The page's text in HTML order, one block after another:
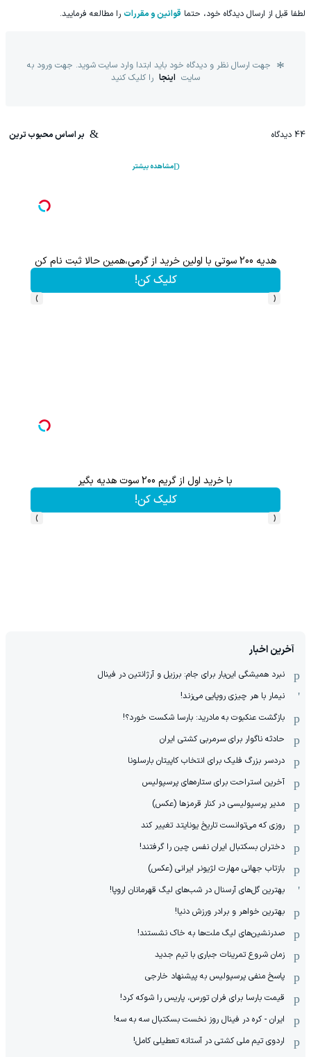
لطفا قبل از ارسال دیدگاه خود، حتما قوانین و مقررات را مطالعه فرمایید.
جهت ارسال نظر و دیدگاه خود باید ابتدا وارد سایت شوید. جهت ورود به
سایت اینجا را کلیک کنید
44 دیدگاه بر اساس محبوب ترین
مشاهده بیشتر
هدیه 200 سوتی با اولین خرید از گرمی،همین حالا ثبت نام کن
کلیک کن!
‹
›
با خرید اول از گریم 200 سوت هدیه بگیر
کلیک کن!
‹
›
آخرین اخبار
نبرد همیشگی این‌بار برای جام: برزیل و آرژانتین در فینال
نیمار با هر چیزی روپایی می‌زند!
بازگشت عنکبوت به مادرید: بارسا شکست خورد؟!
حادثه ناگوار برای سرمربی کشتی ایران
دردسر بزرگ فلیک برای انتخاب کاپیتان بارسلونا
آخرین استراحت برای ستاره‌های پرسپولیس
مدیر پرسپولیسی در کنار قرمزها (عکس)
روزی که می‌توانست تاریخ یونایتد تغییر کند
دختران بسکتبال ایران نفس چین را گرفتند!
بازتاب جهانی مهارت لژیونر ایرانی (عکس)
بهترین گل‌های آرسنال در شب‌های لیگ قهرمانان اروپا!
بهترین خواهر و برادر ورزش دنیا!
صدرنشین‌های لیگ ملت‌ها به خاک نشستند!
زمان شروع تمرینات جباری با تیم جدید
پاسخ منفی پرسپولیس به پیشنهاد خارجی
قیمت بارسا برای فران تورس، پاریس را شوکه کرد!
ایران - کره در فینال روز نخست بسکتبال سه به سه!
اردوی تیم ملی کشتی در آستانه تعطیلی کامل!